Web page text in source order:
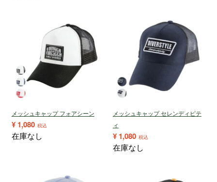
メッシュキャップ フォアシーン
¥ 1,080 税込
在庫なし
メッシュキャップ セレンディピテ
ィ
¥ 1,080 税込
在庫なし